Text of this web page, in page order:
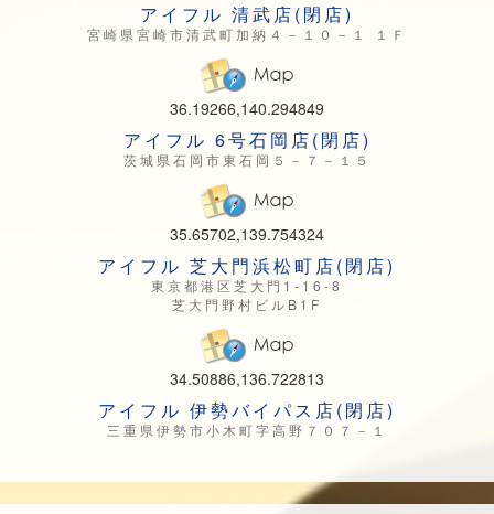
アイフル 清武店(閉店)
宮崎県宮崎市清武町加納４－１０－１ １Ｆ
36.19266,140.294849
アイフル 6号石岡店(閉店)
茨城県石岡市東石岡５－７－１５
35.65702,139.754324
アイフル 芝大門浜松町店(閉店)
東京都港区芝大門1-16-8
芝大門野村ビルB1F
34.50886,136.722813
アイフル 伊勢バイパス店(閉店)
三重県伊勢市小木町字高野７０７－１